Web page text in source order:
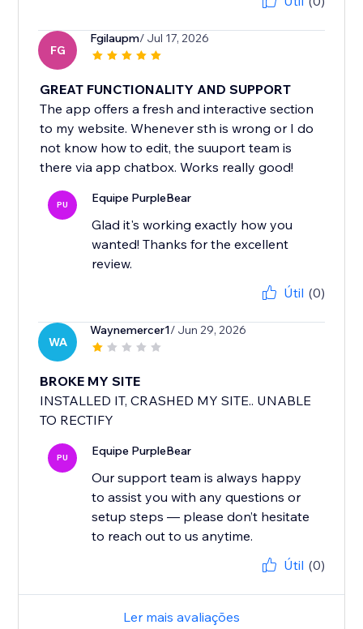
FG
Fgilaupm/ Jul 17, 2026
GREAT FUNCTIONALITY AND SUPPORT
The app offers a fresh and interactive section
to my website. Whenever sth is wrong or I do
not know how to edit, the suuport team is
there via app chatbox. Works really good!
PU Equipe PurpleBear
Glad it's working exactly how you
wanted! Thanks for the excellent
review.
Útil (0)
WA
Waynemercer1/ Jun 29, 2026
BROKE MY SITE
INSTALLED IT, CRASHED MY SITE.. UNABLE
TO RECTIFY
PU Equipe PurpleBear
Our support team is always happy
to assist you with any questions or
setup steps — please don’t hesitate
to reach out to us anytime.
Útil (0)
Ler mais avaliações